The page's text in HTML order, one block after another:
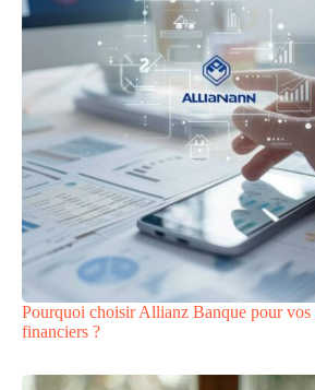
Pourquoi choisir Allianz Banque pour vos
financiers ?